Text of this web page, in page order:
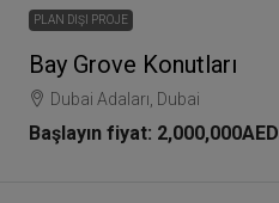
PLAN DIŞI PROJE
Bay Grove Konutları
Dubai Adaları, Dubai
Başlayın fiyat: 2,000,000AED